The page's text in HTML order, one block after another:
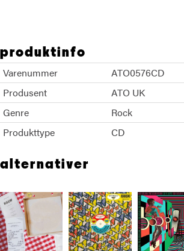
produktinfo
Varenummer
ATO0576CD
Produsent
ATO UK
Genre
Rock
Produkttype
CD
alternativer